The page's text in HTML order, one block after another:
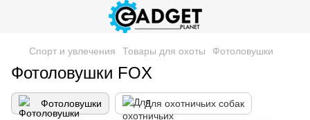
Спорт и увлечения Товары для охоты Фотоловушки
Фотоловушки FOX
Фотоловушки Для охотничьих собак